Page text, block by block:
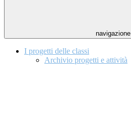
navigazione
I progetti delle classi
Archivio progetti e attività